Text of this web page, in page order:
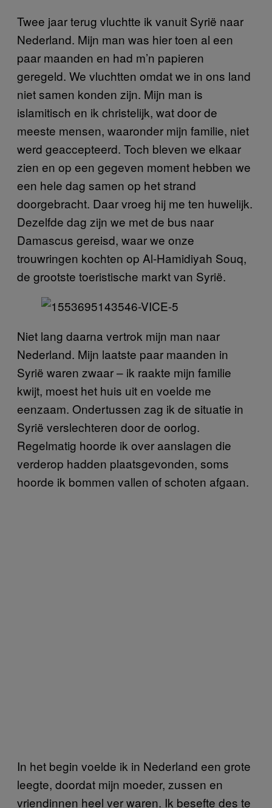
Twee jaar terug vluchtte ik vanuit Syrië naar
Nederland. Mijn man was hier toen al een
paar maanden en had m’n papieren
geregeld. We vluchtten omdat we in ons land
niet samen konden zijn. Mijn man is
islamitisch en ik christelijk, wat door de
meeste mensen, waaronder mijn familie, niet
werd geaccepteerd. Toch bleven we elkaar
zien en op een gegeven moment hebben we
een hele dag samen op het strand
doorgebracht. Daar vroeg hij me ten huwelijk.
Dezelfde dag zijn we met de bus naar
Damascus gereisd, waar we onze
trouwringen kochten op Al-Hamidiyah Souq,
de grootste toeristische markt van Syrië.
Niet lang daarna vertrok mijn man naar
Nederland. Mijn laatste paar maanden in
Syrië waren zwaar – ik raakte mijn familie
kwijt, moest het huis uit en voelde me
eenzaam. Ondertussen zag ik de situatie in
Syrië verslechteren door de oorlog.
Regelmatig hoorde ik over aanslagen die
verderop hadden plaatsgevonden, soms
hoorde ik bommen vallen of schoten afgaan.
In het begin voelde ik in Nederland een grote
leegte, doordat mijn moeder, zussen en
vriendinnen heel ver waren. Ik besefte des te